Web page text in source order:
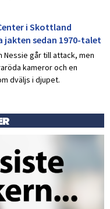
i Skottland
sedan 1970-talet
Nessie går till attack, men
kameror och en
dväljs i djupet.